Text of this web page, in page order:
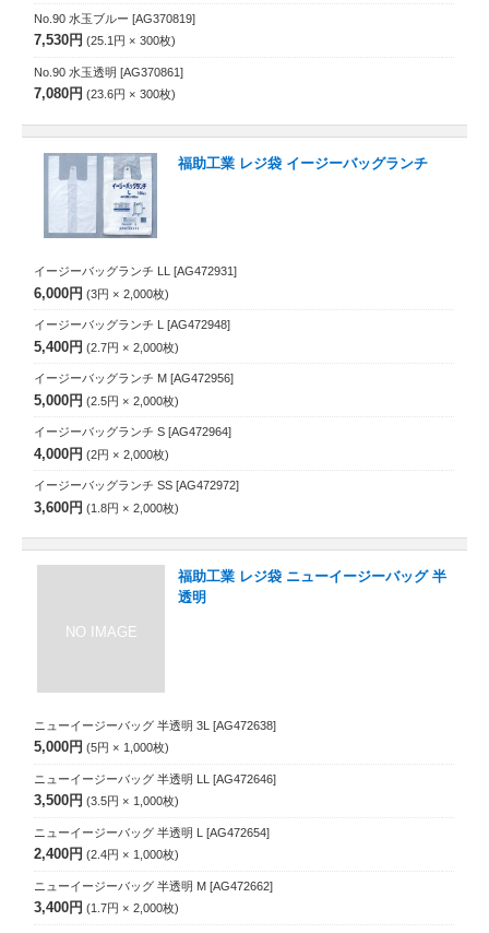
No.90 水玉ブルー [AG370819]
7,530円 25.1円 300枚
No.90 水玉透明 [AG370861]
7,080円 23.6円 300枚
福助工業 レジ袋 イージーバッグランチ
イージーバッグランチ LL [AG472931]
6,000円 3円 2,000枚
イージーバッグランチ L [AG472948]
5,400円 2.7円 2,000枚
イージーバッグランチ M [AG472956]
5,000円 2.5円 2,000枚
イージーバッグランチ S [AG472964]
4,000円 2円 2,000枚
イージーバッグランチ SS [AG472972]
3,600円 1.8円 2,000枚
福助工業 レジ袋 ニューイージーバッグ 半
透明
ニューイージーバッグ 半透明 3L [AG472638]
5,000円 5円 1,000枚
ニューイージーバッグ 半透明 LL [AG472646]
3,500円 3.5円 1,000枚
ニューイージーバッグ 半透明 L [AG472654]
2,400円 2.4円 1,000枚
ニューイージーバッグ 半透明 M [AG472662]
3,400円 1.7円 2,000枚